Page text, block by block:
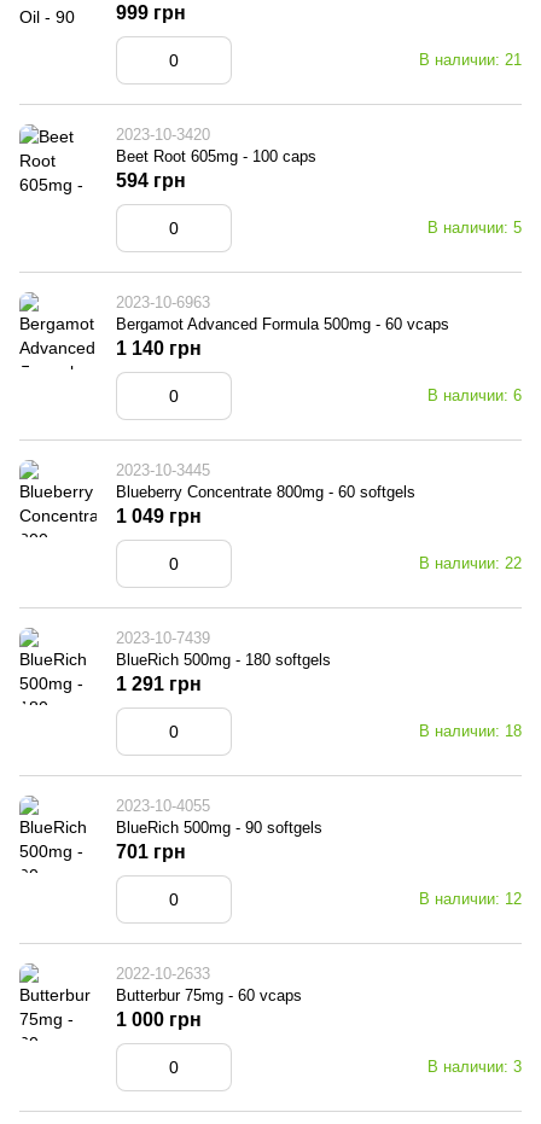
В наличии: 21
999 грн
2023-10-3420
Beet Root 605mg - 100 caps
В наличии: 5
594 грн
2023-10-6963
Bergamot Advanced Formula 500mg - 60 vcaps
В наличии: 6
1 140 грн
2023-10-3445
Blueberry Concentrate 800mg - 60 softgels
В наличии: 22
1 049 грн
2023-10-7439
BlueRich 500mg - 180 softgels
В наличии: 18
1 291 грн
2023-10-4055
BlueRich 500mg - 90 softgels
В наличии: 12
701 грн
2022-10-2633
Butterbur 75mg - 60 vcaps
В наличии: 3
1 000 грн